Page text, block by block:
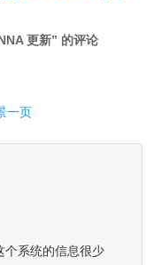
更新” 的评论
一页
个系统的信息很少